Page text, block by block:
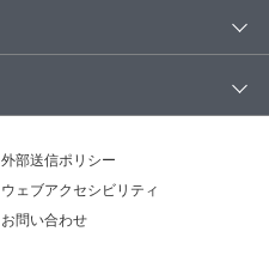
外部送信ポリシー
ウェブアクセシビリティ
お問い合わせ